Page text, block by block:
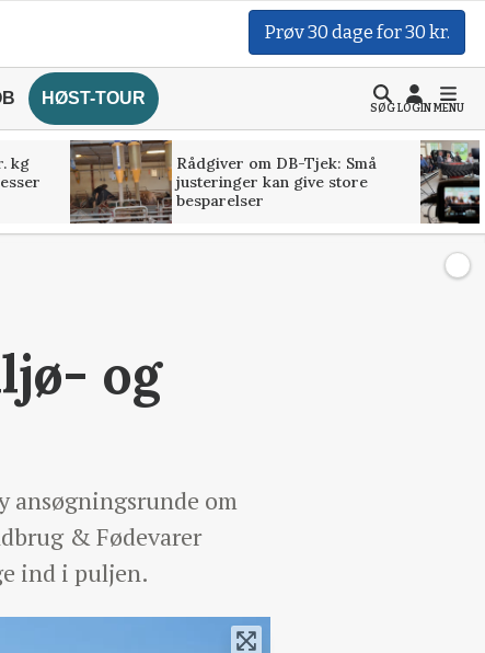
Prøv 30 dage for 30 kr.
HØST-TOUR
SØGLOGINMENU
kg
Rådgiver om DB-Tjek: Små
justeringer kan give store
besparelser
og
ansøgningsrunde om
& Fødevarer
ind i puljen.